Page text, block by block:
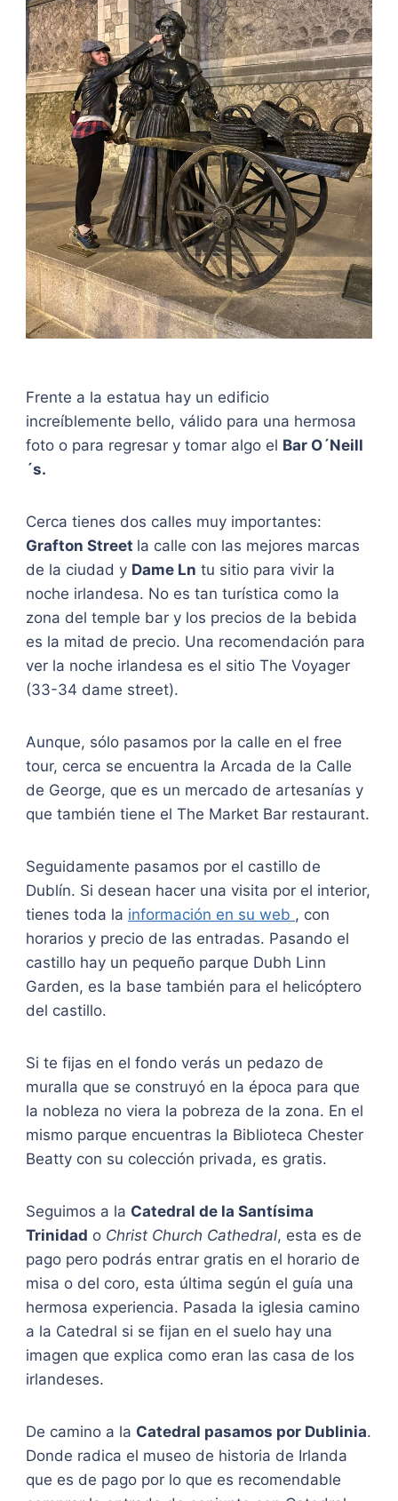
Frente a la estatua hay un edificio
increíblemente bello, válido para una hermosa
foto o para regresar y tomar algo el Bar O´Neill
´s.
Cerca tienes dos calles muy importantes:
Grafton Street la calle con las mejores marcas
de la ciudad y Dame Ln tu sitio para vivir la
noche irlandesa. No es tan turística como la
zona del temple bar y los precios de la bebida
es la mitad de precio. Una recomendación para
ver la noche irlandesa es el sitio The Voyager
(33-34 dame street).
Aunque, sólo pasamos por la calle en el free
tour, cerca se encuentra la Arcada de la Calle
de George, que es un mercado de artesanías y
que también tiene el The Market Bar restaurant.
Seguidamente pasamos por el castillo de
Dublín. Si desean hacer una visita por el interior,
tienes toda la información en su web , con
horarios y precio de las entradas. Pasando el
castillo hay un pequeño parque Dubh Linn
Garden, es la base también para el helicóptero
del castillo.
Si te fijas en el fondo verás un pedazo de
muralla que se construyó en la época para que
la nobleza no viera la pobreza de la zona. En el
mismo parque encuentras la Biblioteca Chester
Beatty con su colección privada, es gratis.
Seguimos a la Catedral de la Santísima
Trinidad oChrist Church Cathedral, esta es de
pago pero podrás entrar gratis en el horario de
misa o del coro, esta última según el guía una
hermosa experiencia. Pasada la iglesia camino
a la Catedral si se fijan en el suelo hay una
imagen que explica como eran las casa de los
irlandeses.
De camino a la Catedral pasamos por Dublinia.
Donde radica el museo de historia de Irlanda
que es de pago por lo que es recomendable